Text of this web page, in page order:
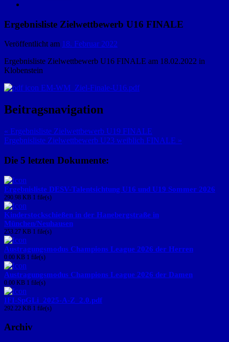
Ergebnisliste Zielwettbewerb U16 FINALE
Veröffentlicht am 18. Februar 2022
Ergebnisliste Zielwettbewerb U16 FINALE am 18.02.2022 in
Klobenstein
EM-WM_Ziel-Finale-U16.pdf
Beitragsnavigation
« Ergebnisliste Zielwettbewerb U19 FINALE
Ergebnisliste Zielwettbewerb U23 weiblich FINALE »
Die 5 letzten Dokumente:
Ergebnisliste DESV-Talentsichtung U16 und U19 Sommer 2026
290.98 KB 1 file(s)
Kinderstockschießen in der Hanebergstraße in
München/Neuhausen
253.27 KB 1 file(s)
Austragungsmodus Champions League 2026 der Herren
0.00 KB 1 file(s)
Austragungsmodus Champions League 2026 der Damen
0.00 KB 1 file(s)
IFI-SpGLi_2025-A-Z_2.0.pdf
292.22 KB 1 file(s)
Archiv